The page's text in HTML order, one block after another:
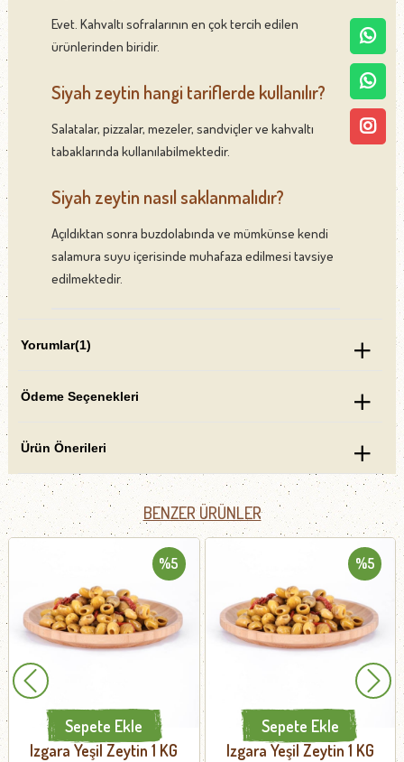
Evet. Kahvaltı sofralarının en çok tercih edilen
ürünlerinden biridir.
Siyah zeytin hangi tariflerde kullanılır?
Salatalar, pizzalar, mezeler, sandviçler ve kahvaltı
tabaklarında kullanılabilmektedir.
Siyah zeytin nasıl saklanmalıdır?
Açıldıktan sonra buzdolabında ve mümkünse kendi
salamura suyu içerisinde muhafaza edilmesi tavsiye
edilmektedir.
Yorumlar(1)
Ödeme Seçenekleri
Ürün Önerileri
BENZER ÜRÜNLER
Izgara Yeşil Zeytin 1 KG
Sepete Ekle
%5
Izgara Yeşil Zeytin 1 KG
Sepete Ekle
%5